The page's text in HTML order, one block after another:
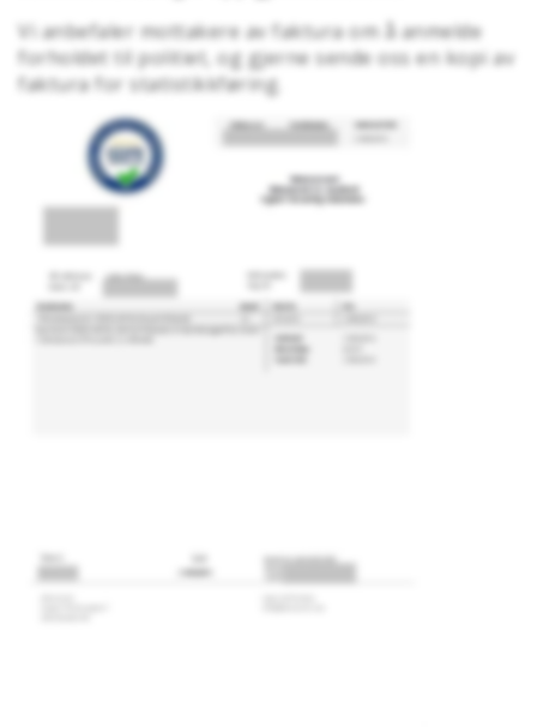
Vi anbefaler mottakere av faktura om å anmelde
forholdet til politiet, og gjerne sende oss en kopi av
faktura for statistikkføring.